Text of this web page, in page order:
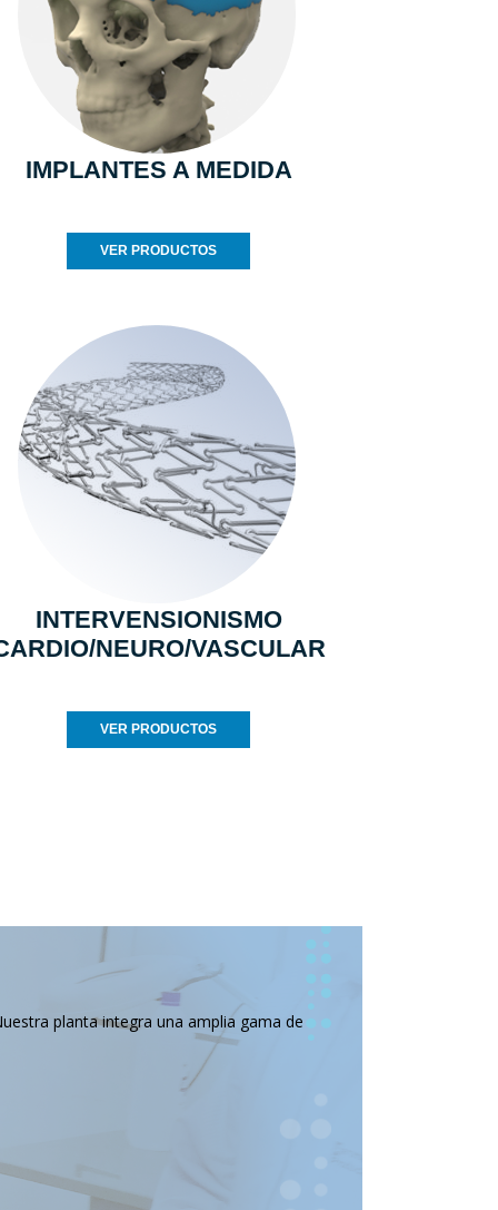
IMPLANTES A MEDIDA
VER PRODUCTOS
INTERVENSIONISMO
NEURO/VASCULAR
VER PRODUCTOS
planta integra una amplia gama de